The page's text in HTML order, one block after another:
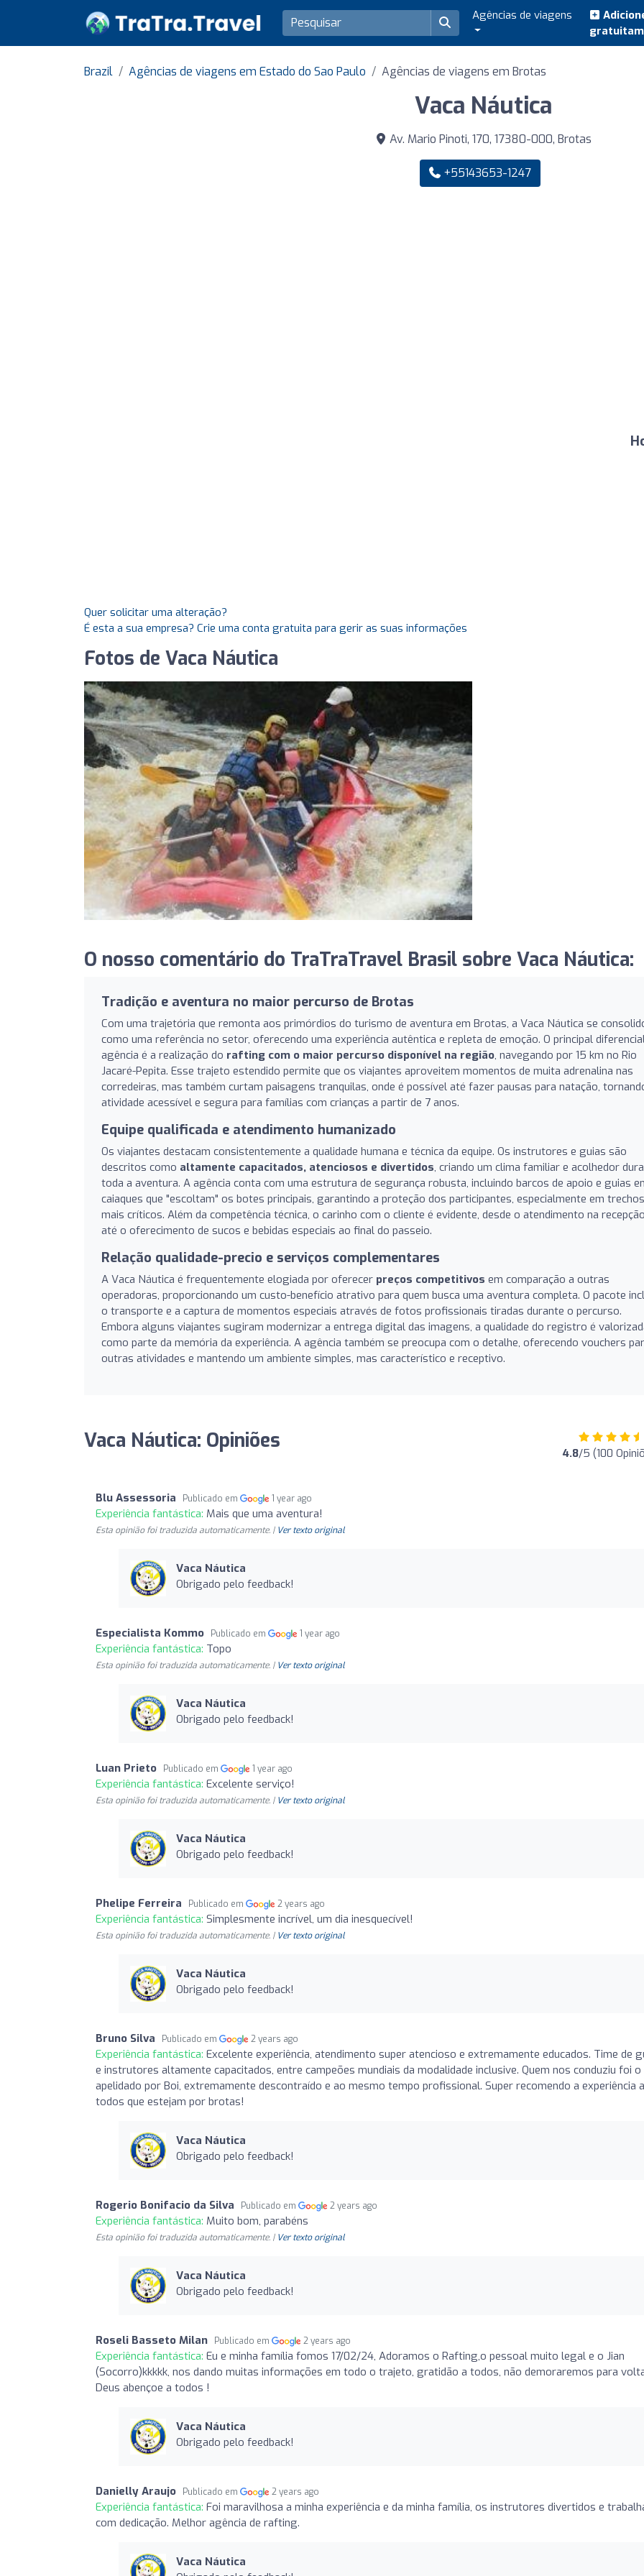
Agências de viagens
Brazil Agências de viagens em Estado do Sao Paulo Agências de viagens em Brotas
Vaca Náutica
Av. Mario Pinoti, 170, 17380-000, Brotas
+55143653-1247
Quer solicitar uma alteração?
É esta a sua empresa? Crie uma conta gratuita para gerir as suas informações
Fotos de Vaca Náutica
O nosso comentário do TraTraTravel Brasil sobre Vaca Náutica:
Tradição e aventura no maior percurso de Brotas
Com uma trajetória que remonta aos primórdios do turismo de aventura em Brotas, a Vaca Náutica se
como uma referência no setor, oferecendo uma experiência autêntica e repleta de emoção. O principal
agência é a realização do rafting com o maior percurso disponível na região, navegando por 15 km no Rio
Jacaré-Pepita. Esse trajeto estendido permite que os viajantes aproveitem momentos de muita adrenalina nas
corredeiras, mas também curtam paisagens tranquilas, onde é possível até fazer pausas para natação,
atividade acessível e segura para famílias com crianças a partir de 7 anos.
Equipe qualificada e atendimento humanizado
Os viajantes destacam consistentemente a qualidade humana e técnica da equipe. Os instrutores e guias são
descritos como altamente capacitados, atenciosos e divertidos, criando um clima familiar e acolhedor
toda a aventura. A agência conta com uma estrutura de segurança robusta, incluindo barcos de apoio e guias
caiaques que "escoltam" os botes principais, garantindo a proteção dos participantes, especialmente em trechos
mais críticos. Além da competência técnica, o carinho com o cliente é evidente, desde o atendimento na recepção
até o oferecimento de sucos e bebidas especiais ao final do passeio.
Relação qualidade-precio e serviços complementares
A Vaca Náutica é frequentemente elogiada por oferecer preços competitivos em comparação a outras
operadoras, proporcionando um custo-benefício atrativo para quem busca uma aventura completa. O pacote
o transporte e a captura de momentos especiais através de fotos profissionais tiradas durante o percurso.
Embora alguns viajantes sugiram modernizar a entrega digital das imagens, a qualidade do registro é
como parte da memória da experiência. A agência também se preocupa com o detalhe, oferecendo vouchers
outras atividades e mantendo um ambiente simples, mas característico e receptivo.
Vaca Náutica: Opiniões 4.8/5 (100
Blu Assessoria Publicado em 1 year ago
Experiência fantástica: Mais que uma aventura!
Esta opinião foi traduzida automaticamente. | Ver texto original
Vaca Náutica
Obrigado pelo feedback!
Especialista Kommo Publicado em 1 year ago
Experiência fantástica: Topo
Esta opinião foi traduzida automaticamente. | Ver texto original
Vaca Náutica
Obrigado pelo feedback!
Luan Prieto Publicado em 1 year ago
Experiência fantástica: Excelente serviço!
Esta opinião foi traduzida automaticamente. | Ver texto original
Vaca Náutica
Obrigado pelo feedback!
Phelipe Ferreira Publicado em 2 years ago
Experiência fantástica: Simplesmente incrível, um dia inesquecível!
Esta opinião foi traduzida automaticamente. | Ver texto original
Vaca Náutica
Obrigado pelo feedback!
Bruno Silva Publicado em 2 years ago
Experiência fantástica: Excelente experiência, atendimento super atencioso e extremamente educados. Time de
e instrutores altamente capacitados, entre campeões mundiais da modalidade inclusive. Quem nos conduziu foi o
apelidado por Boi, extremamente descontraído e ao mesmo tempo profissional. Super recomendo a experiência a
todos que estejam por brotas!
Vaca Náutica
Obrigado pelo feedback!
Rogerio Bonifacio da Silva Publicado em 2 years ago
Experiência fantástica: Muito bom, parabéns
Esta opinião foi traduzida automaticamente. | Ver texto original
Vaca Náutica
Obrigado pelo feedback!
Roseli Basseto Milan Publicado em 2 years ago
Experiência fantástica: Eu e minha família fomos 17/02/24, Adoramos o Rafting,o pessoal muito legal e o Jian
(Socorro)kkkkk, nos dando muitas informações em todo o trajeto, gratidão a todos, não demoraremos para
Deus abençoe a todos !
Vaca Náutica
Obrigado pelo feedback!
Danielly Araujo Publicado em 2 years ago
Experiência fantástica: Foi maravilhosa a minha experiência e da minha família, os instrutores divertidos e
com dedicação. Melhor agência de rafting.
Vaca Náutica